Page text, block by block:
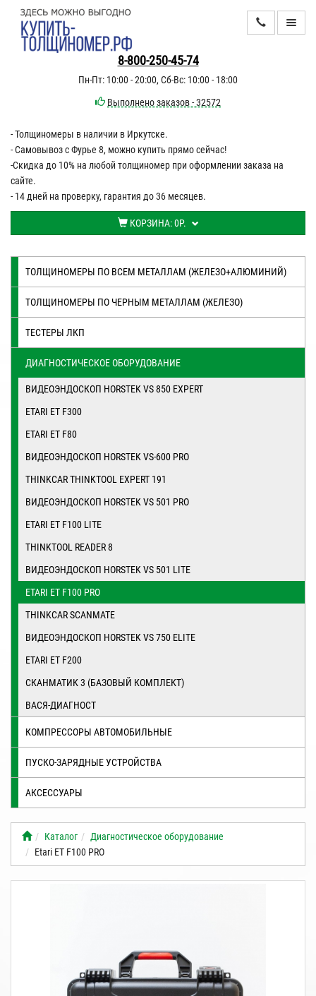
8-800-250-45-74
Пн-Пт: 10:00 - 20:00, Сб-Вс: 10:00 - 18:00
Выполнено заказов - 32572
- Толщиномеры в наличии в Иркутске.
- Самовывоз с Фурье 8, можно купить прямо сейчас!
-Скидка до 10% на любой толщиномер при оформлении заказа на
сайте.
- 14 дней на проверку, гарантия до 36 месяцев.
КОРЗИНА:0Р.
КАТАЛОГ
ДОСТАВКА
ОПЛАТА
КОНТАКТЫ
ТОЛЩИНОМЕРЫ ПО ВСЕМ МЕТАЛЛАМ (ЖЕЛЕЗО+АЛЮМИНИЙ)
ТОЛЩИНОМЕРЫ ПО ЧЕРНЫМ МЕТАЛЛАМ (ЖЕЛЕЗО)
ТЕСТЕРЫ ЛКП
ДИАГНОСТИЧЕСКОЕ ОБОРУДОВАНИЕ
ВИДЕОЭНДОСКОП HORSTEK VS 850 EXPERT
ETARI ET F300
ETARI ET F80
ВИДЕОЭНДОСКОП HORSTEK VS-600 PRO
THINKСAR THINKTООL ЕXPERT 191
ВИДЕОЭНДОСКОП HORSTEK VS 501 PRO
ETARI ET F100 LITE
THINKTOOL READER 8
ВИДЕОЭНДОСКОП HORSTEK VS 501 LITE
ETARI ET F100 PRO
THINKCAR SCANMATE
ВИДЕОЭНДОСКОП HORSTEK VS 750 ELITE
ETARI ET F200
СКАНМАТИК 3 (БАЗОВЫЙ КОМПЛЕКТ)
ВАСЯ-ДИАГНОСТ
КОМПРЕССОРЫ АВТОМОБИЛЬНЫЕ
ПУСКО-ЗАРЯДНЫЕ УСТРОЙСТВА
АКСЕССУАРЫ
Каталог
Диагностическое оборудование
Etari ET F100 PRO